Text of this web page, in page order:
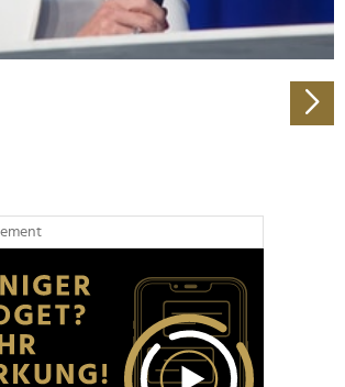
Werbung und Analysen weiter. Unsere
Informationen möglicherweise mit
im Rahmen Ihrer Nutzung der Dienste